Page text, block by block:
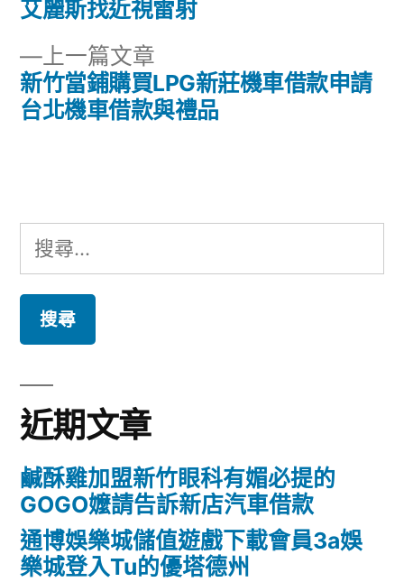
導
覽
上一篇文章
一
篇
新竹當鋪購買LPG新莊機車借款申請
台北機車借款與禮品
篇
艾麗斯找近視雷射
搜
尋
鍵
字:
近期文章
鹹酥雞加盟新竹眼科有媚必提的
GOGO嬤請告訴新店汽車借款
通博娛樂城儲值遊戲下載會員3a娛
樂城登入Tu的優塔德州